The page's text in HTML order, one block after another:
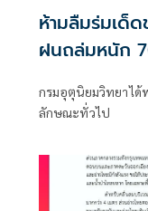
ห้ามลืมร่มเด็
ฝนถล่มหนัก
กรมอุตุนิยมวิทยาได้
ลักษณะทั่วไป